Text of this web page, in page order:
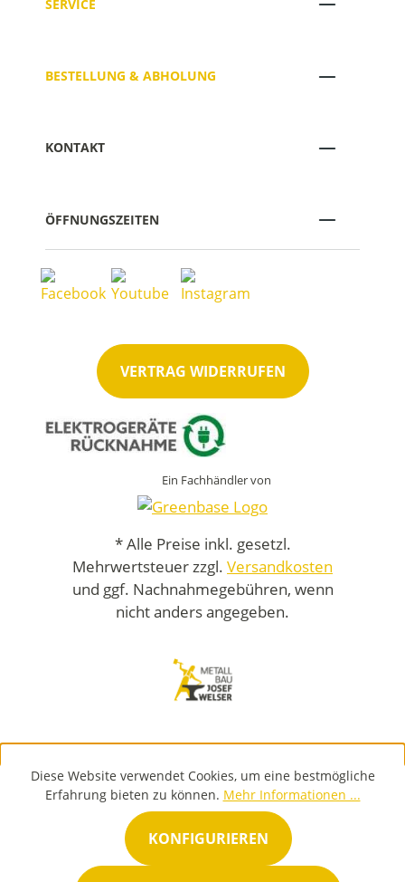
SERVICE
BESTELLUNG & ABHOLUNG
KONTAKT
ÖFFNUNGSZEITEN
VERTRAG WIDERRUFEN
Ein Fachhändler von
* Alle Preise inkl. gesetzl.
Mehrwertsteuer zzgl. Versandkosten
und ggf. Nachnahmegebühren, wenn
nicht anders angegeben.
Diese Website verwendet Cookies, um eine bestmögliche
Erfahrung bieten zu können. Mehr Informationen ...
KONFIGURIEREN